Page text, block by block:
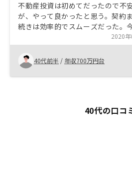
不動産投資は初めてだったので不
が、やって良かったと思う。契約
続きは効率的でスムーズだった。
引きでは物件選択があまり希望通
なかったことが不満だった。物件
程で自ら検索できると良い。
2020
40代前半 / 年収700万円台
40代の口コ